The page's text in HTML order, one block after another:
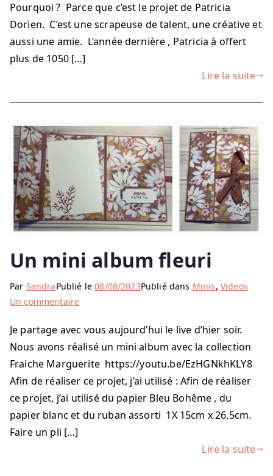
Pourquoi ? Parce que c’est le projet de Patricia
Dorien. C’est une scrapeuse de talent, une créative et
aussi une amie. L’année dernière , Patricia à offert
plus de 1050 […]
Lire la suite
Un mini album fleuri
Par SandraPublié le08/08/2023Publié dans Minis, Videos
Un commentairesur
mini
album
fleuri
Je partage avec vous aujourd’hui le live d’hier soir.
Nous avons réalisé un mini album avec la collection
Fraiche Marguerite https://youtu.be/EzHGNkhKLY8
Afin de réaliser ce projet, j’ai utilisé : Afin de réaliser
ce projet, j’ai utilisé du papier Bleu Bohême , du
papier blanc et du ruban assorti 1X 15cm x 26,5cm.
Faire un pli […]
Lire la suite